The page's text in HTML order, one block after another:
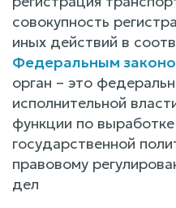
совокупность
иных действий в
Федеральным
орган – это
исполнительной
функции по
государственной
правовому
дел